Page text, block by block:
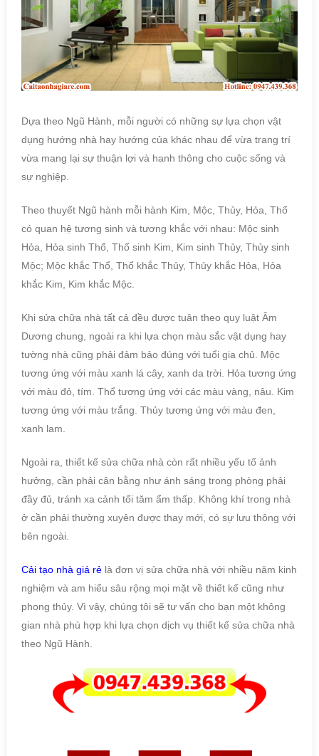
Dựa theo Ngũ Hành, mỗi người có những sự lựa chọn vật
dụng hướng nhà hay hướng của khác nhau để vừa trang trí
vừa mang lại sự thuận lợi và hanh thông cho cuộc sống và
sự nghiệp.
Theo thuyết Ngũ hành mỗi hành Kim, Mộc, Thủy, Hỏa, Thổ
có quan hệ tương sinh và tương khắc với nhau: Mộc sinh
Hỏa, Hỏa sinh Thổ, Thổ sinh Kim, Kim sinh Thủy, Thủy sinh
Mộc; Mộc khắc Thổ, Thổ khắc Thủy, Thủy khắc Hỏa, Hỏa
khắc Kim, Kim khắc Mộc.
Khi sửa chữa nhà tất cả đều được tuân theo quy luật Âm
Dương chung, ngoài ra khi lựa chọn màu sắc vật dụng hay
tường nhà cũng phải đảm bảo đúng với tuổi gia chủ. Mộc
tương ứng với màu xanh lá cây, xanh da trời. Hỏa tương ứng
với màu đỏ, tím. Thổ tương ứng với các màu vàng, nâu. Kim
tương ứng với màu trắng. Thủy tương ứng với màu đen,
xanh lam.
Ngoài ra, thiết kế sửa chữa nhà còn rất nhiều yếu tố ảnh
hưởng, cần phải cân bằng như ánh sáng trong phòng phải
đầy đủ, tránh xa cảnh tối tăm ẩm thấp. Không khí trong nhà
ở cần phải thường xuyên được thay mới, có sự lưu thông với
bên ngoài.
Cải tạo nhà giá rẻ là đơn vị sửa chữa nhà với nhiều năm kinh
nghiệm và am hiểu sâu rộng mọi mặt về thiết kế cũng như
phong thủy. Vì vậy, chúng tôi sẽ tư vấn cho bạn một không
gian nhà phù hợp khi lựa chọn dịch vụ thiết kế sửa chữa nhà
theo Ngũ Hành.